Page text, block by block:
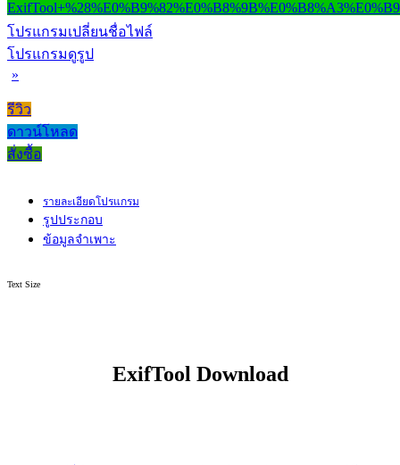
โปรแกรมเปลี่ยนชื่อไฟล์
โปรแกรมดูรูป
»
รีวิว
ดาวน์โหลด
สั่งซื้อ
รายละเอียดโปรแกรม
รูปประกอบ
ข้อมูลจำเพาะ
Text Size
ExifTool Download